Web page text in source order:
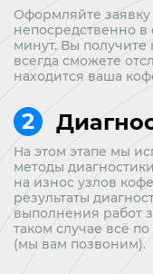
Оформляйте заявку
непосредственно
минут. Вы
всегда сможете
находится ваша
На этом этапе мы
методы
на износ узлов
результаты
выполнения работ
таком случае всё
(мы вам позвоним).